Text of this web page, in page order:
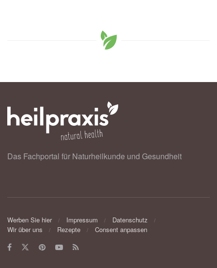
Das Fachportal für Naturheilkunde und Gesundheit
Werben Sie hier Impressum
Datenschutz
Wir über uns
Rezepte Consent anpassen